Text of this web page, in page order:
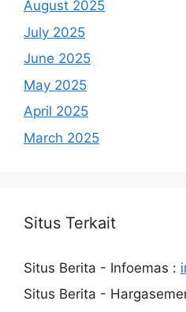
August 2025
July 2025
June 2025
May 2025
April 2025
March 2025
Situs Terkait
Situs Berita - Infoemas :
Situs Berita -